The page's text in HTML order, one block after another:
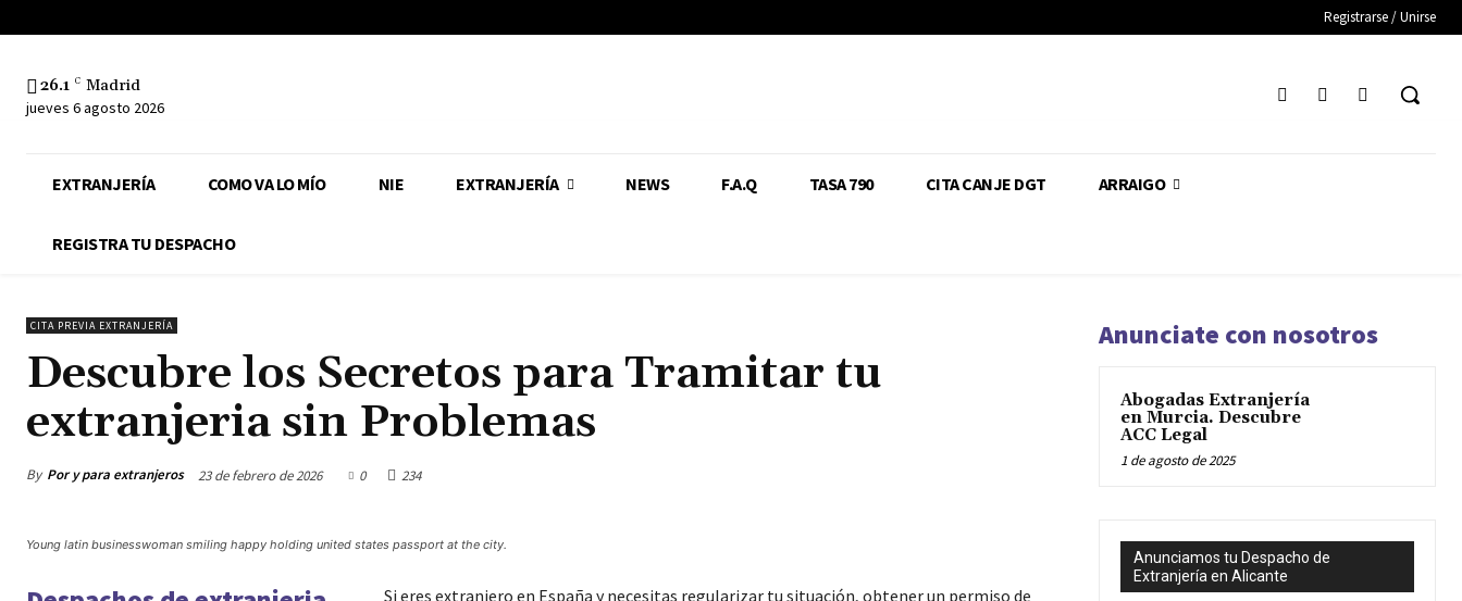
Registrarse / Unirse
26.1 C Madrid
jueves 6 agosto 2026
EXTRANJERÍA COMO VA LO MÍO NIE EXTRANJERÍA NEWS F.A.Q TASA 790 CITA CANJE DGT ARRAIGO
REGISTRA TU DESPACHO
CITA PREVIA EXTRANJERÍA
Descubre los Secretos para Tramitar tu
extranjeria sin Problemas
By Por y para extranjeros 23 de febrero de 2026 0 234
Young latin businesswoman smiling happy holding united states passport at the city.
Si eres extranjero en España y necesitas regularizar tu situación, obtener un permiso de
Anunciate con nosotros
Abogadas Extranjería
en Murcia. Descubre
ACC Legal
1 de agosto de 2025
Anunciamos tu Despacho de
Extranjería en Alicante